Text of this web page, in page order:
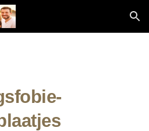
Skip to navigation